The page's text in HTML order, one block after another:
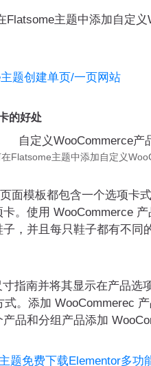
主题中添加自定义
题创建单页/一页网站
的好处
Flatsome主题中添加自定义
模板都包含一个选项卡
。使用 WooCommerce
，并且每只鞋子都有不
南并将其显示在产品选
。添加 WooCommerec
品和分组产品添加
题免费下载Elementor多功